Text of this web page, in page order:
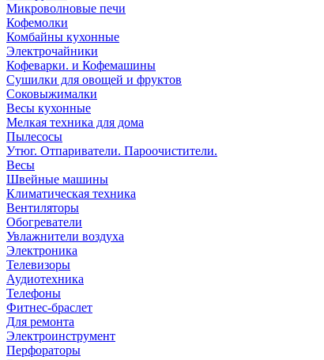
Микроволновые печи
Кофемолки
Комбайны кухонные
Электрочайники
Кофеварки. и Кофемашины
Сушилки для овощей и фруктов
Соковыжималки
Весы кухонные
Мелкая техника для дома
Пылесосы
Утюг. Отпариватели. Пароочистители.
Весы
Швейные машины
Климатическая техника
Вентиляторы
Обогреватели
Увлажнители воздуха
Электроника
Телевизоры
Аудиотехника
Телефоны
Фитнес-браслет
Для ремонта
Электроинструмент
Перфораторы